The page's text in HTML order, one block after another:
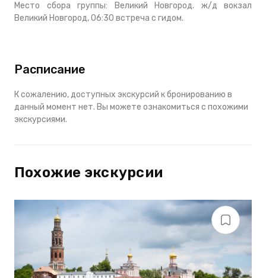
Место сбора группы:
Великий Новгород. ж/д вокзал
Великий Новгород, 06:30 встреча с гидом.
Расписание
К сожалению, доступных экскурсий к бронированию в
данный момент нет. Вы можете ознакомиться с похожими
экскурсиями.
Похожие экскурсии